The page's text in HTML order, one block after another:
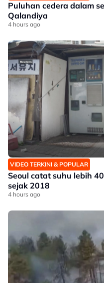
Puluhan cedera dalam
Qalandiya
4 hours ago
VIDEO TERKINI & POPULAR
Seoul catat suhu lebih
sejak 2018
4 hours ago